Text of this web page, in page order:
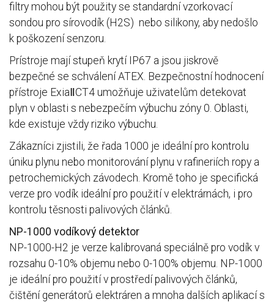
filtry mohou být použity se standardní vzorkovací
sondou pro sírovodík (H2S) nebo silikony, aby nedošlo
k poškození senzoru.
Prístroje mají stupeň krytí IP67 a jsou jiskrově
bezpečné se schválení ATEX. Bezpečnostní hodnocení
přístroje ExiaⅡCT4 umožňuje uživatelům detekovat
plyn v oblasti s nebezpečím výbuchu zóny 0. Oblasti,
kde existuje vždy riziko výbuchu.
Zákazníci zjistili, že řada 1000 je ideální pro kontrolu
úniku plynu nebo monitorování plynu v rafineriích ropy a
petrochemických závodech. Kromě toho je specifická
verze pro vodík ideální pro použití v elektrárnách, i pro
kontrolu těsnosti palivových článků.
NP-1000 vodíkový detektor
NP-1000-H2 je verze kalibrovaná speciálně pro vodík v
rozsahu 0-10% objemu nebo 0-100% objemu. NP-1000
je ideální pro použití v prostředí palivových článků,
čištění generátorů elektráren a mnoha dalších aplikací s